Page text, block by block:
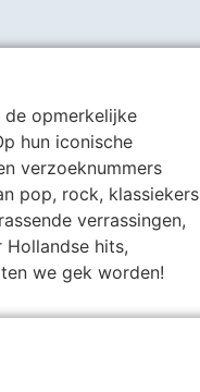
de opmerkelijke
hun iconische
verzoeknummers
pop, rock, klassiekers
verrassingen,
hits,
we gek worden!